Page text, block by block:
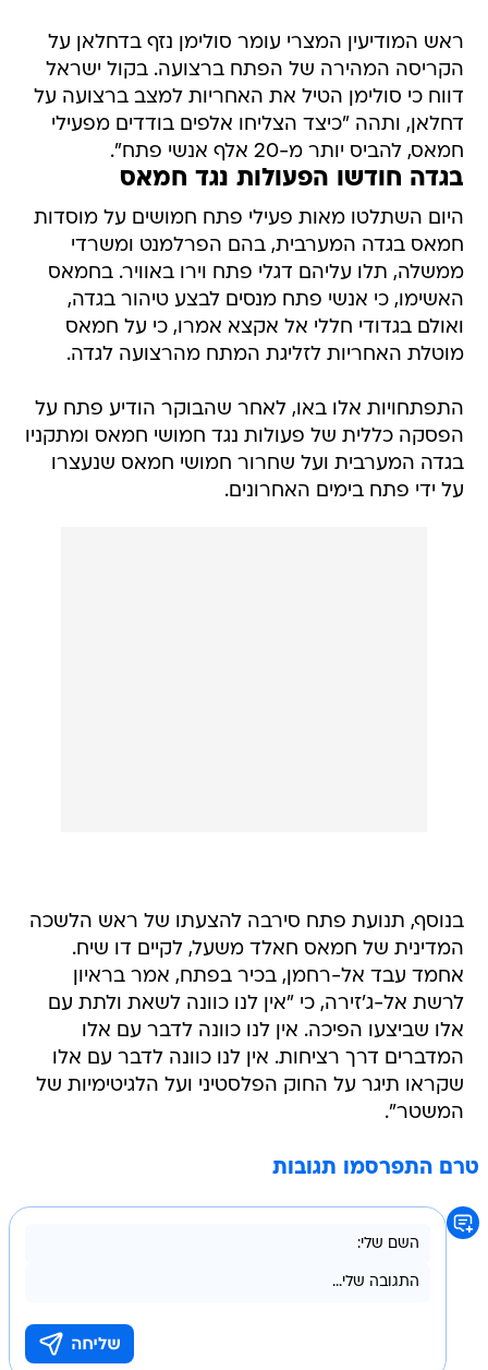
ראש המודיעין המצרי עומר סולימן נזף בדחלאן על
הקריסה המהירה של הפתח ברצועה. בקול ישראל
דווח כי סולימן הטיל את האחריות למצב ברצועה על
דחלאן, ותהה "כיצד הצליחו אלפים בודדים מפעילי
חמאס, להביס יותר מ-20 אלף אנשי פתח".
בגדה חודשו הפעולות נגד חמאס
היום השתלטו מאות פעילי פתח חמושים על מוסדות
חמאס בגדה המערבית, בהם הפרלמנט ומשרדי
ממשלה, תלו עליהם דגלי פתח וירו באוויר. בחמאס
האשימו, כי אנשי פתח מנסים לבצע טיהור בגדה,
ואולם בגדודי חללי אל אקצא אמרו, כי על חמאס
מוטלת האחריות לזליגת המתח מהרצועה לגדה.
התפתחויות אלו באו, לאחר שהבוקר הודיע פתח על
הפסקה כללית של פעולות נגד חמושי חמאס ומתקניו
בגדה המערבית ועל שחרור חמושי חמאס שנעצרו
על ידי פתח בימים האחרונים.
בנוסף, תנועת פתח סירבה להצעתו של ראש הלשכה
המדינית של חמאס חאלד משעל, לקיים דו שיח.
אחמד עבד אל-רחמן, בכיר בפתח, אמר בראיון
לרשת אל-ג'זירה, כי "אין לנו כוונה לשאת ולתת עם
אלו שביצעו הפיכה. אין לנו כוונה לדבר עם אלו
המדברים דרך רציחות. אין לנו כוונה לדבר עם אלו
שקראו תיגר על החוק הפלסטיני ועל הלגיטימיות של
המשטר".
טרם התפרסמו תגובות